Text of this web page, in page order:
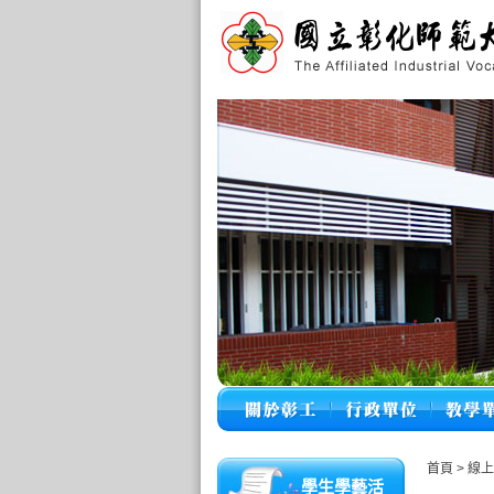
學生學藝活
首頁 > 線